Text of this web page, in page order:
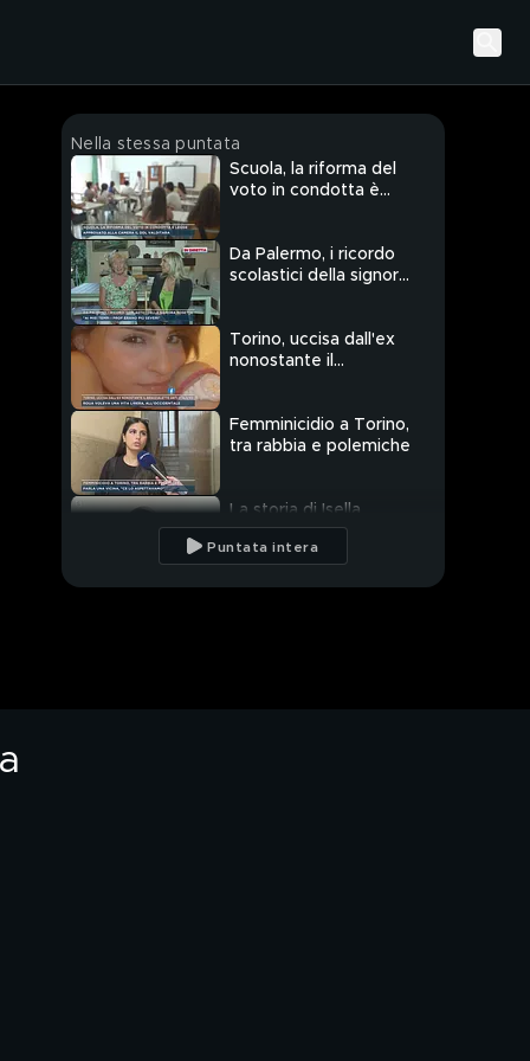
Nella stessa puntata
Scuola, la riforma del
voto in condotta è
Da Palermo, i ricordo
scolastici della signora
Torino, uccisa dall'ex
nonostante il
Femminicidio a Torino,
tra rabbia e polemiche
La storia di Isella,
perseguitata da mesi
da uno stalker
Puntata intera